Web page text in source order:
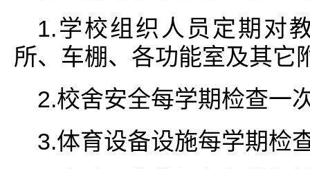
1.学校组织人员定期对
所、车棚、各功能室及其它
2.校舍安全每学期检查一
3.体育设备设施每学期检